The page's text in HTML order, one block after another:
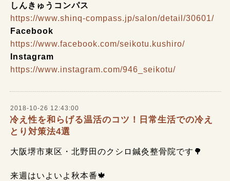
しんきゅうコンパス
https://www.shinq-compass.jp/salon/detail/30601/
Facebook
https://www.facebook.com/seikotu.kushiro/
Instagram
https://www.instagram.com/946_seikotu/
2018-10-26 12:43:00
冷え性を和らげる温活のコツ！日常生活での冷え
とり対策法4選
大阪堺市東区・北野田のクシロ鍼灸整骨院です🌳
来週はいよいよ秋本番🍁